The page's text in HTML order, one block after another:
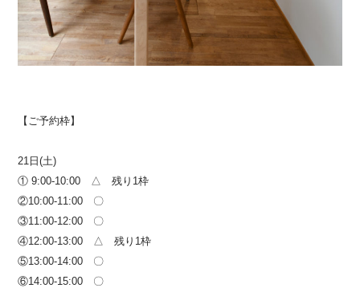
【ご予約枠】
21日(土)
① 9:00-10:00 △ 残り1枠
②10:00-11:00 〇
③11:00-12:00 〇
④12:00-13:00 △ 残り1枠
⑤13:00-14:00 〇
⑥14:00-15:00 〇